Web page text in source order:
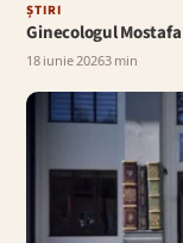
ȘTIRI
Ginecologul Mostafa
18 iunie 20263 min